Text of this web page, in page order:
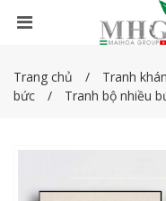
Trang chủ Tranh
bức
Tranh bộ nhiều